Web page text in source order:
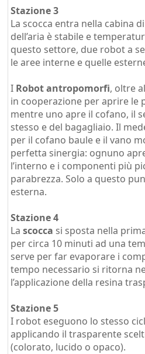
Stazione 3
La scocca entra nella cabina
dell’aria è stabile e
questo settore, due robot a
le aree interne e quelle
I Robot antropomorfi, oltre
in cooperazione per aprire le
mentre uno apre il cofano, il
stesso e del bagagliaio. Il
per il cofano baule e il vano
perfetta sinergia: ognuno
l’interno e i componenti più
parabrezza. Solo a questo
esterna.
Stazione 4
La scocca si sposta nella
per circa 10 minuti ad una
serve per far evaporare i
tempo necessario si ritorna
l’applicazione della resina
Stazione 5
I robot eseguono lo stesso
applicando il trasparente
(colorato, lucido o opaco).